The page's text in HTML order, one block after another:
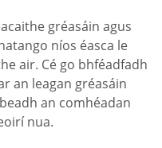
gréasáin agus
níos éasca le
air. Cé go bhféadfadh
an leagan gréasáin
an comhéadan
nua.